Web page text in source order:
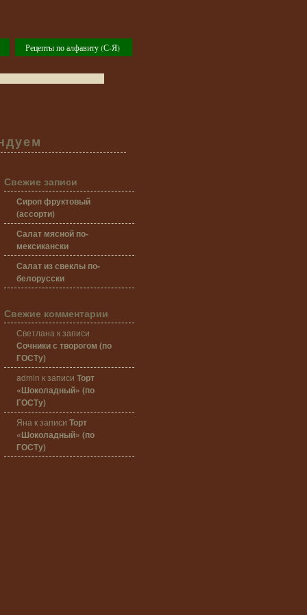
Рецепты по алфавиту (С-Я)
Свежие записи
Сироп фруктовый
(ассорти)
Салат мясной по-
мексикански
Салат из свеклы по-
белорусски
Свежие комментарии
Светлана к записи
Сочники с творогом (по
ГОСТу)
admin к записи Торт
«Шоколадный» (по
ГОСТу)
Яна к записи Торт
«Шоколадный» (по
ГОСТу)